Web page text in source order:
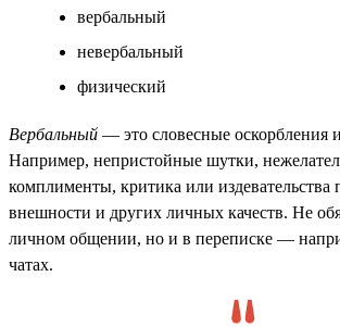
вербальный
невербальный
физический
Вербальный — это словесные оскорбления
Например, непристойные шутки,
комплименты, критика или издевательства
внешности и других личных качеств. Не
личном общении, но и в переписке —
чатах.